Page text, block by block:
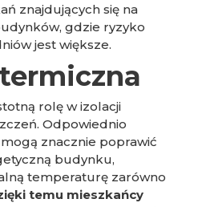
znajdujących się na
gdzie ryzyko
jest większe.
rolę w izolacji
Odpowiednio
znacznie poprawić
budynku,
temperaturę zarówno
temu mieszkańcy